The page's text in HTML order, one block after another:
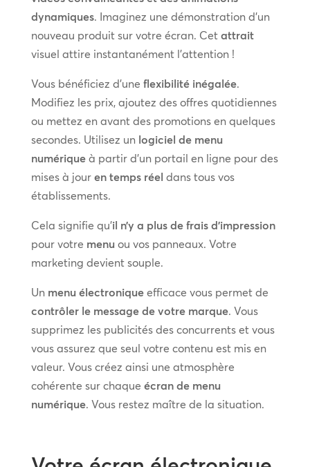
dynamiques. Imaginez une démonstration d’un
nouveau produit sur votre écran. Cet attrait
visuel attire instantanément l’attention !
Vous bénéficiez d’une flexibilité inégalée.
Modifiez les prix, ajoutez des offres quotidiennes
ou mettez en avant des promotions en quelques
secondes. Utilisez un logiciel de menu
numériqueà partir d’un portail en ligne pour des
mises à jour en temps réel dans tous vos
établissements.
Cela signifie qu’il n’y a plus de frais d’impression
pour votre menu ou vos panneaux. Votre
marketing devient souple.
Un menu électroniqueefficace vous permet de
contrôler le message de votre marque. Vous
supprimez les publicités des concurrents et vous
vous assurez que seul votre contenu est mis en
valeur. Vous créez ainsi une atmosphère
cohérente sur chaque écran de menu
numérique. Vous restez maître de la situation.